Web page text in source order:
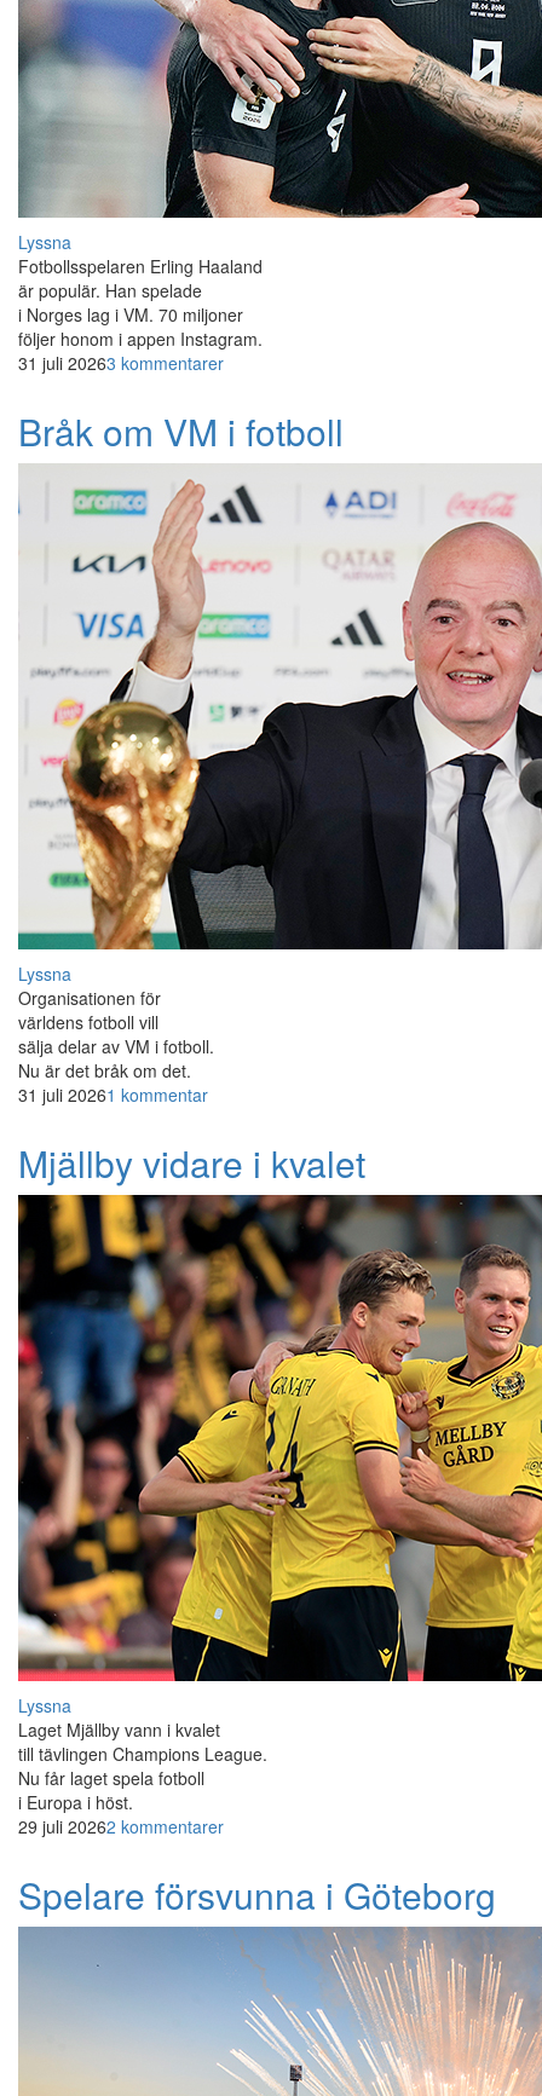
Lyssna
Fotbollsspelaren Erling Haaland
är populär. Han spelade
i Norges lag i VM. 70 miljoner
följer honom i appen Instagram.
31 juli 20263 kommentarer
Bråk om VM i fotboll
Lyssna
Organisationen för
världens fotboll vill
sälja delar av VM i fotboll.
Nu är det bråk om det.
31 juli 20261 kommentar
Mjällby vidare i kvalet
Lyssna
Laget Mjällby vann i kvalet
till tävlingen Champions League.
Nu får laget spela fotboll
i Europa i höst.
29 juli 20262 kommentarer
Spelare försvunna i Göteborg